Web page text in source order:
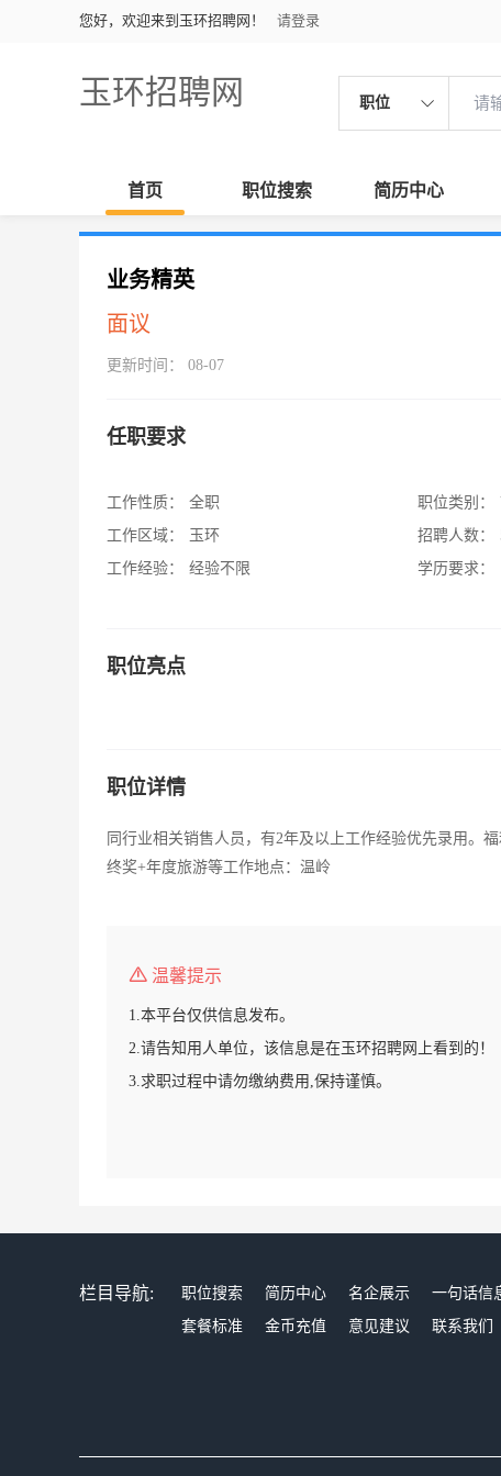
您好，欢迎来到玉环招聘网！ 请登录
玉环招聘网 职位
首页 职位搜索 简历中心
业务精英
面议
更新时间： 08-07
任职要求
工作性质：
全职
工作区域：
玉环
工作经验：
经验不限
职位类别：
招聘人数：
学历要求：
职位亮点
职位详情
同行业相关销售人员，有2年及以上工作经验优先录用。
终奖+年度旅游等工作地点：温岭
温馨提示
1.本平台仅供信息发布。
2.请告知用人单位，该信息是在玉环招聘网上看到的！
3.求职过程中请勿缴纳费用,保持谨慎。
栏目导航: 职位搜索 简历中心 名企展示 一句话信
套餐标准
金币充值 意见建议 联系我们